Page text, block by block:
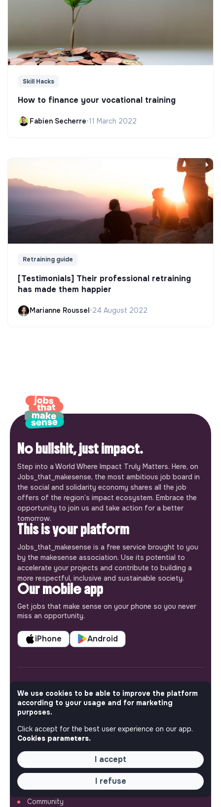
Skill Hacks
How to finance your vocational training
Fabien Secherre•11 March 2022
Retraining guide
[Testimonials] Their professional retraining
has made them happier
Marianne Roussel•24 August 2022
No bullshit, just impact.
Step into a World Where Impact Truly Matters. Here, on
Jobs_that_makesense, the most ambitious job board in
the social and solidarity economy shares all the job
offers of the region’s impact ecosystem. Embrace the
opportunity to join us and take action for a better
tomorrow.
This is your platform
Jobs_that_makesense is a free service brought to you
by the makesense association. Use its potential to
accelerate your projects and contribute to building a
more respectful, inclusive and sustainable society.
Our mobile app
Get jobs that make sense on your phone so you never
miss an opportunity.
iPhone Android
ABOUT
More about Jobs
Makesense NGO
QUICK LINKS
All jobs
Media
Community
We use cookies to be able to improve the platform
according to your usage and for marketing
purposes.
Click accept for the best user experience on our app.
Cookies parameters.
I accept
I refuse